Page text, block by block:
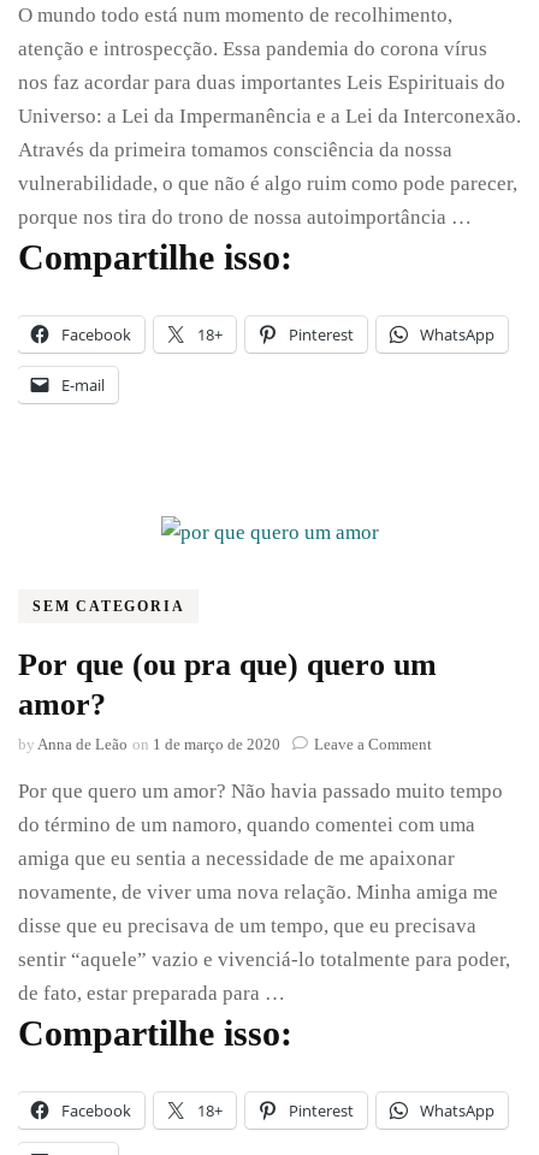
vírus
que
aprender
essa
pandemia?
O mundo todo está num momento de recolhimento,
atenção e introspecção. Essa pandemia do corona vírus
nos faz acordar para duas importantes Leis Espirituais do
Universo: a Lei da Impermanência e a Lei da Interconexão.
Através da primeira tomamos consciência da nossa
vulnerabilidade, o que não é algo ruim como pode parecer,
porque nos tira do trono de nossa autoimportância …
Compartilhe isso:
Facebook 18+ Pinterest WhatsApp
E-mail
SEM CATEGORIA
Por que (ou pra que) quero um
amor?
by Anna de Leão on 1 de março de 2020 Leave a Commenton
que
que)
quero
amor?
Por que quero um amor? Não havia passado muito tempo
do término de um namoro, quando comentei com uma
amiga que eu sentia a necessidade de me apaixonar
novamente, de viver uma nova relação. Minha amiga me
disse que eu precisava de um tempo, que eu precisava
sentir “aquele” vazio e vivenciá-lo totalmente para poder,
de fato, estar preparada para …
Compartilhe isso:
Facebook 18+ Pinterest WhatsApp